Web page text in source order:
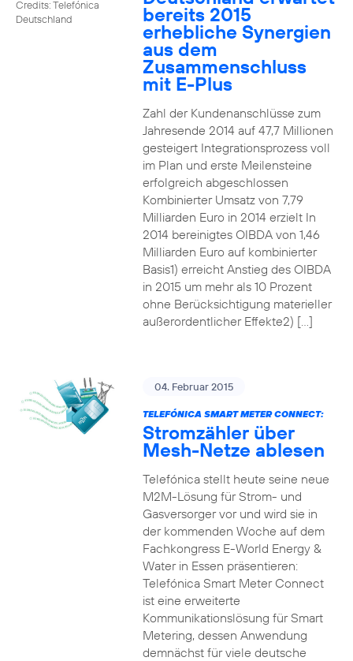
Credits: Telefónica
Deutschland
bereits 2015
erhebliche Synergien
aus dem
Zusammenschluss
mit E-Plus
Zahl der Kundenanschlüsse zum
Jahresende 2014 auf 47,7 Millionen
gesteigert Integrationsprozess voll
im Plan und erste Meilensteine
erfolgreich abgeschlossen
Kombinierter Umsatz von 7,79
Milliarden Euro in 2014 erzielt In
2014 bereinigtes OIBDA von 1,46
Milliarden Euro auf kombinierter
Basis1) erreicht Anstieg des OIBDA
in 2015 um mehr als 10 Prozent
ohne Berücksichtigung materieller
außerordentlicher Effekte2) […]
04. Februar 2015
TELEFÓNICA SMART METER CONNECT:
Stromzähler über
Mesh-Netze ablesen
Telefónica stellt heute seine neue
M2M-Lösung für Strom- und
Gasversorger vor und wird sie in
der kommenden Woche auf dem
Fachkongress E-World Energy &
Water in Essen präsentieren:
Telefónica Smart Meter Connect
ist eine erweiterte
Kommunikationslösung für Smart
Metering, dessen Anwendung
demnächst für viele deutsche